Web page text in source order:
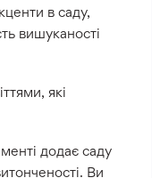
в саду,
вишуканості
які
додає саду
Ви